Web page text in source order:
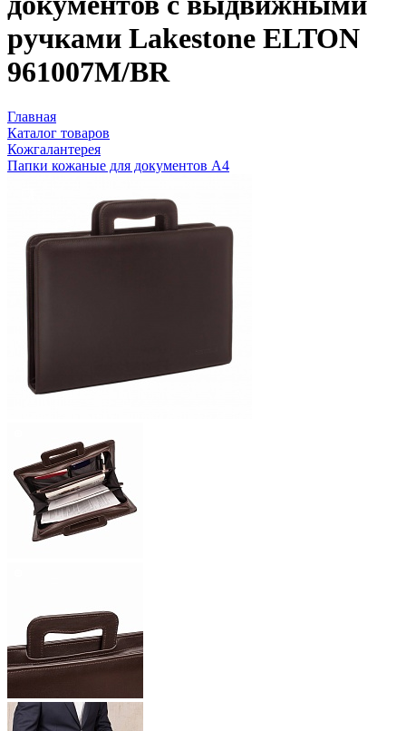
ручками Lakestone ELTON
961007M/BR
Главная
Каталог товаров
Кожгалантерея
Папки кожаные для документов А4